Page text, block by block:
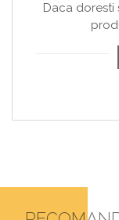
Daca doresti